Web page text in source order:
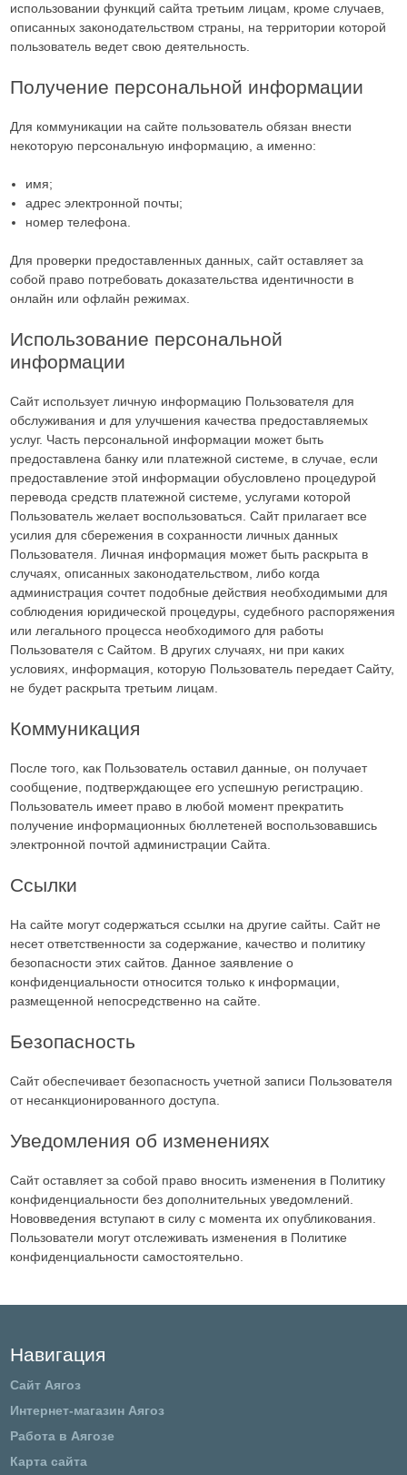
использовании функций сайта третьим лицам, кроме случаев,
описанных законодательством страны, на территории которой
пользователь ведет свою деятельность.
Получение персональной информации
Для коммуникации на сайте пользователь обязан внести
некоторую персональную информацию, а именно:
имя;
адрес электронной почты;
номер телефона.
Для проверки предоставленных данных, сайт оставляет за
собой право потребовать доказательства идентичности в
онлайн или офлайн режимах.
Использование персональной
информации
Сайт использует личную информацию Пользователя для
обслуживания и для улучшения качества предоставляемых
услуг. Часть персональной информации может быть
предоставлена банку или платежной системе, в случае, если
предоставление этой информации обусловлено процедурой
перевода средств платежной системе, услугами которой
Пользователь желает воспользоваться. Сайт прилагает все
усилия для сбережения в сохранности личных данных
Пользователя. Личная информация может быть раскрыта в
случаях, описанных законодательством, либо когда
администрация сочтет подобные действия необходимыми для
соблюдения юридической процедуры, судебного распоряжения
или легального процесса необходимого для работы
Пользователя с Сайтом. В других случаях, ни при каких
условиях, информация, которую Пользователь передает Сайту,
не будет раскрыта третьим лицам.
Коммуникация
После того, как Пользователь оставил данные, он получает
сообщение, подтверждающее его успешную регистрацию.
Пользователь имеет право в любой момент прекратить
получение информационных бюллетеней воспользовавшись
электронной почтой администрации Сайта.
Ссылки
На сайте могут содержаться ссылки на другие сайты. Сайт не
несет ответственности за содержание, качество и политику
безопасности этих сайтов. Данное заявление о
конфиденциальности относится только к информации,
размещенной непосредственно на сайте.
Безопасность
Сайт обеспечивает безопасность учетной записи Пользователя
от несанкционированного доступа.
Уведомления об изменениях
Сайт оставляет за собой право вносить изменения в Политику
конфиденциальности без дополнительных уведомлений.
Нововведения вступают в силу с момента их опубликования.
Пользователи могут отслеживать изменения в Политике
конфиденциальности самостоятельно.
Навигация
Сайт Аягоз
Интернет-магазин Аягоз
Работа в Аягозе
Карта сайта